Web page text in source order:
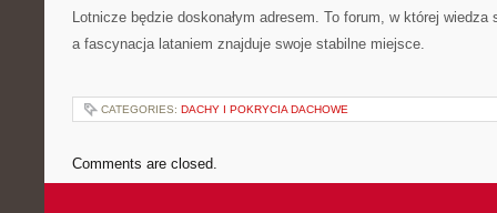
Lotnicze będzie doskonałym adresem. To forum, w której
a fascynacja lataniem znajduje swoje stabilne miejsce.
CATEGORIES: DACHY I POKRYCIA DACHOWE
Comments are closed.